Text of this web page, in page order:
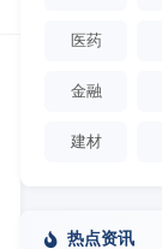
医药
金融
建材
热点资讯